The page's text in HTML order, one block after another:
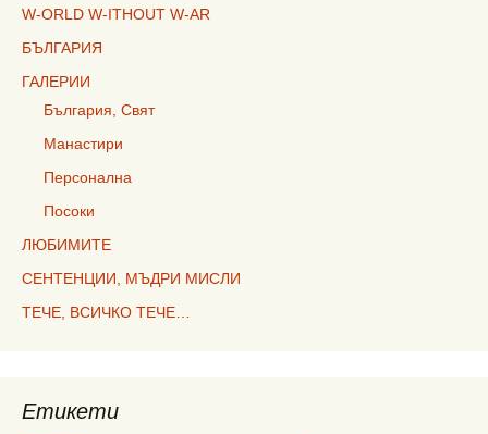
W-ORLD W-ITHOUT W-AR
БЪЛГАРИЯ
ГАЛЕРИИ
България, Свят
Манастири
Персонална
Посоки
ЛЮБИМИТЕ
СЕНТЕНЦИИ, МЪДРИ МИСЛИ
ТЕЧЕ, ВСИЧКО ТЕЧЕ…
Етикети